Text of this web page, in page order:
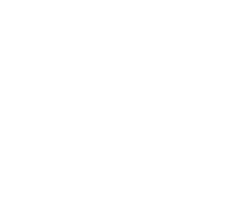
et de sécurité des soins
données